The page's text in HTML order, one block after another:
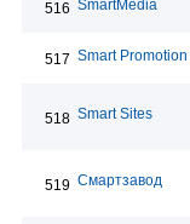
516 SmartMedia
517 Smart Promotion
518 Smart Sites
519 Смартзавод